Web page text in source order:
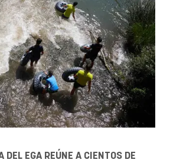
DEL EGA REÚNE A CIENTOS DE